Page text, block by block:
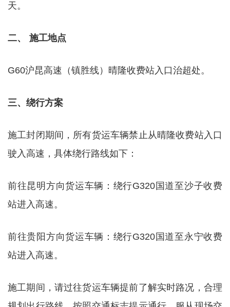
天。
二、 施工地点
G60沪昆高速（镇胜线）晴隆收费站入口治超处。
三、绕行方案
施工封闭期间，所有货运车辆禁止从晴隆收费站入口
驶入高速，具体绕行路线如下：
前往昆明方向货运车辆：绕行G320国道至沙子收费
站进入高速。
前往贵阳方向货运车辆：绕行G320国道至永宁收费
站进入高速。
施工期间，请过往货运车辆提前了解实时路况，合理